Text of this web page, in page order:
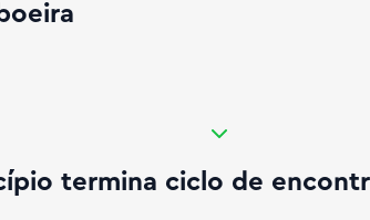
termina ciclo de